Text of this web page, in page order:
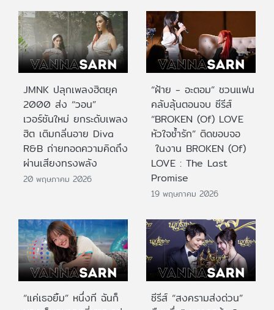
JMNK ปลุกเพลงฮิตยุค
2000 ส่ง “วอน”
เวอร์ชันใหม่ ยกระดับเพลง
ฮิต เติมกลิ่นอาย Diva
R&B ถ่ายทอดความคิดถึง
ผ่านเสียงทรงพลัง
20 พฤษภาคม 2026
“ฝ้าย - อะตอม” ชวนแฟน
คลับลุ้นตอนจบ ซีรีส์
“BROKEN (Of) LOVE
หัวใจช้ำรัก” ติดขอบจอ
ในงาน BROKEN (Of)
LOVE : The Last
Promise
19 พฤษภาคม 2026
“แค่เธอยิ้ม” หนึ่งที ฉันก็
ซีรีส์ “สงครามส่งด่วน”